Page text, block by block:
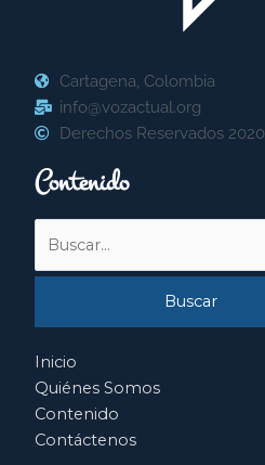
Cartagena, Colombia
info@vozactual.org
Derechos Reservados 2020
Contenido
por:
Inicio
Quiénes Somos
Contenido
Contáctenos